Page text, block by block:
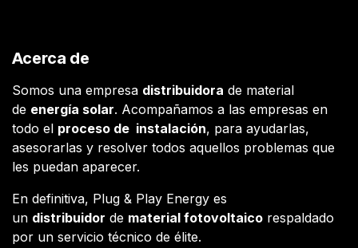
Acerca de
Somos una empresa distribuidora de material
de energía solar. Acompañamos a las empresas en
todo el proceso de instalación, para ayudarlas,
asesorarlas y resolver todos aquellos problemas que
les puedan aparecer.
En definitiva, Plug & Play Energy es
un distribuidor de material fotovoltaico respaldado
por un servicio técnico de élite.